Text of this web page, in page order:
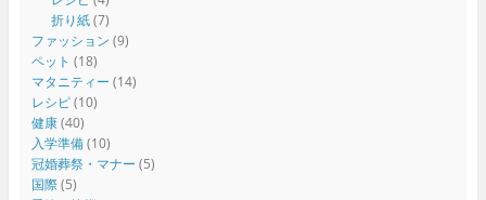
折り紙(7)
ファッション (9)
ペット (18)
マタニティー (14)
レシピ(10)
健康(40)
入学準備(10)
冠婚葬祭・マナー (5)
国際(5)